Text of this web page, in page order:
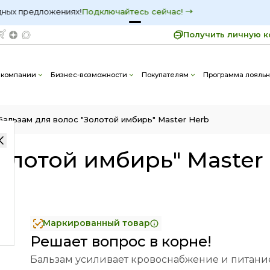
в MAX:узнавайте первыми о самых выгодных предложениях!
Получить личную
Бизнес-возможности Покупателям Программа
имбирь" Master Herb 1 058
для волос "Золотой имбирь" Master Herb
имбирь"
Маркированный товар
Решает вопрос в корне!
Бальзам усиливает кровоснабжение и